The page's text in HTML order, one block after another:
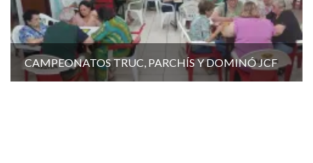
CAMPEONATOS TRUC, PARCHÍS Y DOMINÓ JCF